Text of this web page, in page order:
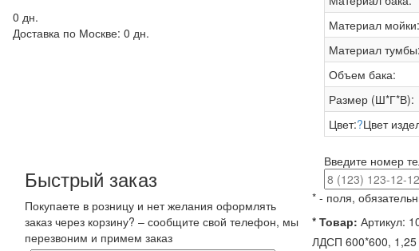
0 дн.
Доставка по Москве: 0 дн.
Материал мойки:
Материал тумбы:
Объем бака:
Размер (Ш*Г*В):
Цвет:?Цвет
Быстрый заказ
Покупаете в розницу и нет желания оформлять
заказ через корзину? – сообщите свой телефон, мы
перезвоним и примем заказ
Введите номер
* - поля,
* Товар: Артикул:
ЛДСП 600*600, 1,25